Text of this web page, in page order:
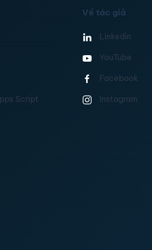
Script
Về tác giả
Linkedin
YouTube
Facebook
Instagram